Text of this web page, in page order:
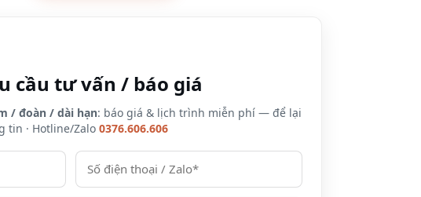
Bến xe Nam Thăng Long
100.000đ/vé/lượt
cầu tư vấn / báo giá
/ đoàn / dài hạn: báo giá & lịch trình miễn phí — để lại
tin · Hotline/Zalo 0376.606.606